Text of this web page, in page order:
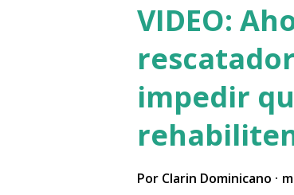
VIDEO:
impedir
Por Clarin Dominicano